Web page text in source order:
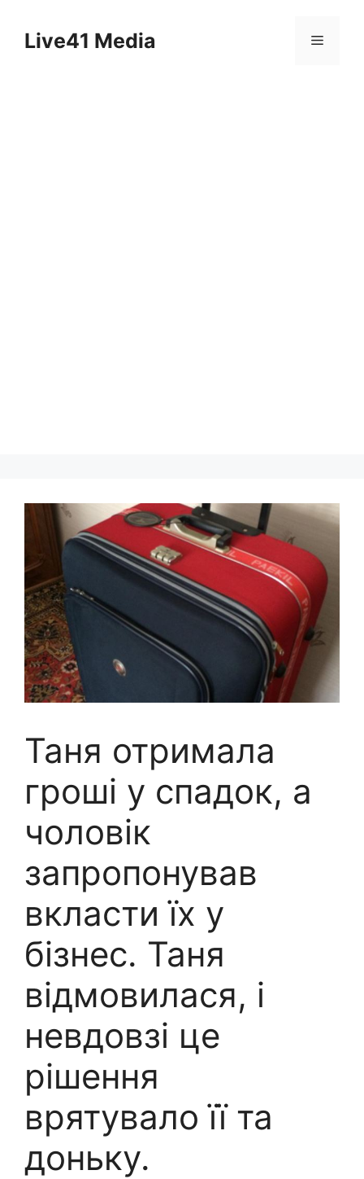
contentLive41 Media Menu
Таня отримала
гроші у спадок, а
чоловік
запропонував
вкласти їх у
бізнес. Таня
відмовилася, і
невдовзі це
рішення
врятувало її та
доньку.